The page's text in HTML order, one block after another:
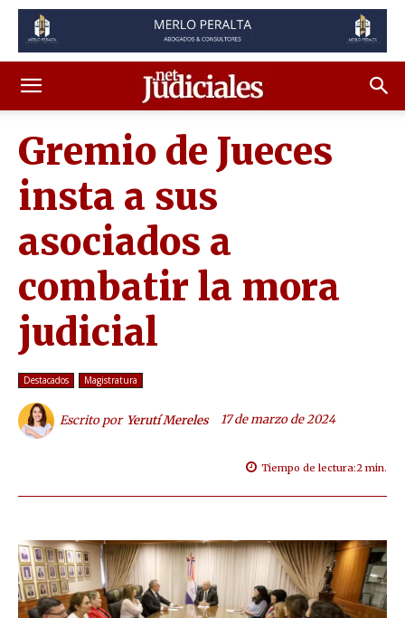
Gremio de Jueces
insta a sus
asociados a
combatir la mora
judicial
Destacados Magistratura
Escrito por Yerutí Mereles 17 de marzo de 2024
Tiempo de lectura:2 min.